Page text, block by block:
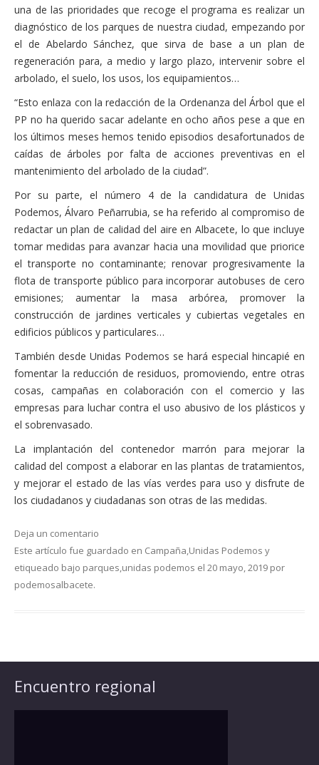
una de las prioridades que recoge el programa es realizar un
diagnóstico de los parques de nuestra ciudad, empezando por
el de Abelardo Sánchez, que sirva de base a un plan de
regeneración para, a medio y largo plazo, intervenir sobre el
arbolado, el suelo, los usos, los equipamientos…
“Esto enlaza con la redacción de la Ordenanza del Árbol que el
PP no ha querido sacar adelante en ocho años pese a que en
los últimos meses hemos tenido episodios desafortunados de
caídas de árboles por falta de acciones preventivas en el
mantenimiento del arbolado de la ciudad”.
Por su parte, el número 4 de la candidatura de Unidas
Podemos, Álvaro Peñarrubia, se ha referido al compromiso de
redactar un plan de calidad del aire en Albacete, lo que incluye
tomar medidas para avanzar hacia una movilidad que priorice
el transporte no contaminante; renovar progresivamente la
flota de transporte público para incorporar autobuses de cero
emisiones; aumentar la masa arbórea, promover la
construcción de jardines verticales y cubiertas vegetales en
edificios públicos y particulares…
También desde Unidas Podemos se hará especial hincapié en
fomentar la reducción de residuos, promoviendo, entre otras
cosas, campañas en colaboración con el comercio y las
empresas para luchar contra el uso abusivo de los plásticos y
el sobrenvasado.
La implantación del contenedor marrón para mejorar la
calidad del compost a elaborar en las plantas de tratamientos,
y mejorar el estado de las vías verdes para uso y disfrute de
los ciudadanos y ciudadanas son otras de las medidas.
Deja un comentario
Este artículo fue guardado en Campaña,Unidas Podemos y
etiqueado bajo parques,unidas podemos el 20 mayo, 2019 por
podemosalbacete.
Encuentro regional